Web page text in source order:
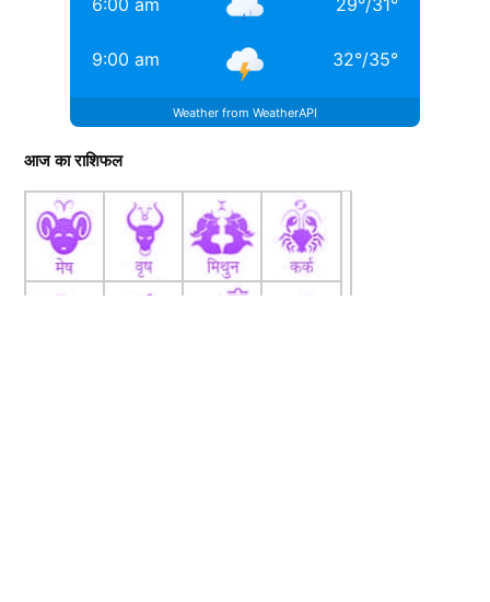
6:00 am 29°/31°
9:00 am 32°/35°
Weather from WeatherAPI
आज का राशिफल